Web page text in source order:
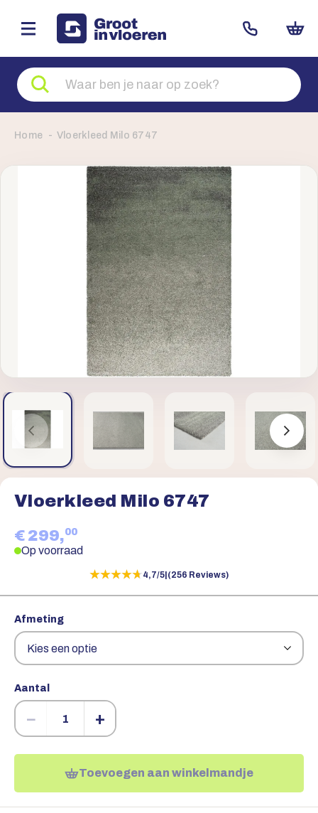
Zoeken
naar
producten
Home Vloerkleed Milo 6747
Vloerkleed Milo 6747
€ 299,00
Op voorraad
★★★★★
★★★★★4,7/5 (256 Reviews)
Afmeting
Aantal
− +
Toevoegen aan winkelmandje